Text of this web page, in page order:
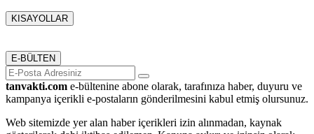
KISAYOLLAR
E-BÜLTEN
tanvakti.com e-bültenine abone olarak, tarafınıza haber, duyuru ve
kampanya içerikli e-postaların gönderilmesini kabul etmiş olursunuz.
Web sitemizde yer alan haber içerikleri izin alınmadan, kaynak